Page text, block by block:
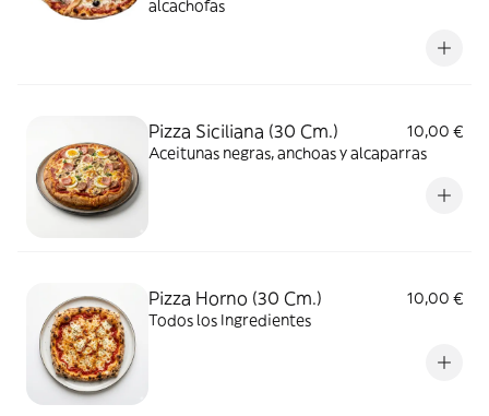
alcachofas
Pizza Siciliana (30 Cm.)
10,00 €
Aceitunas negras, anchoas y alcaparras
Pizza Horno (30 Cm.)
10,00 €
Todos los Ingredientes